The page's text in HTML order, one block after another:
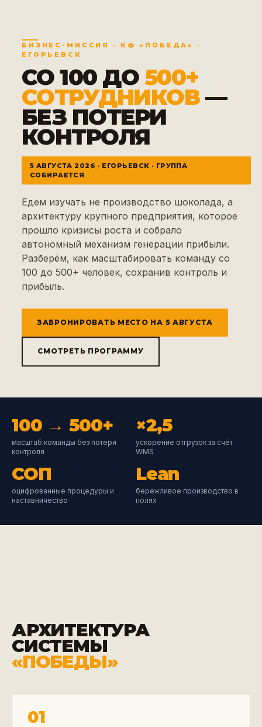
БИЗНЕС-МИССИЯ · КФ «ПОБЕДА» ·
ЕГОРЬЕВСК
СО 100 ДО500+
СОТРУДНИКОВ—
БЕЗ ПОТЕРИ
КОНТРОЛЯ
5 АВГУСТА 2026 · ЕГОРЬЕВСК · ГРУППА
СОБИРАЕТСЯ
Едем изучать не производство шоколада, а
архитектуру крупного предприятия, которое
прошло кризисы роста и собрало
автономный механизм генерации прибыли.
Разберём, как масштабировать команду со
100 до 500+ человек, сохранив контроль и
прибыль.
ЗАБРОНИРОВАТЬ МЕСТО НА 5 АВГУСТА
СМОТРЕТЬ ПРОГРАММУ
100 → 500+
масштаб команды без потери
контроля
×2,5
ускорение отгрузок за счёт
WMS
СОП
оцифрованные процедуры и
наставничество
Lean
бережливое производство в
полях
АРХИТЕКТУРА
СИСТЕМЫ
«ПОБЕДЫ»
01